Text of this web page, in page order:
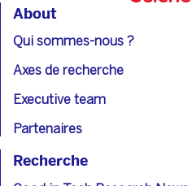
About
Qui sommes-nous ?
Axes de recherche
Executive team
Partenaires
Recherche